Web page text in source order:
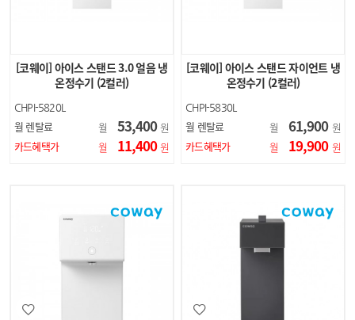
[코웨이] 아이스 스탠드 3.0 얼음 냉
온정수기 (2컬러)
CHPI-5820L
월 렌탈료 월 53,400 원
카드혜택가
월 11,400 원
[코웨이] 아이스 스탠드 자이언트 냉
온정수기 (2컬러)
CHPI-5830L
월 렌탈료 월 61,900 원
카드혜택가
월 19,900 원